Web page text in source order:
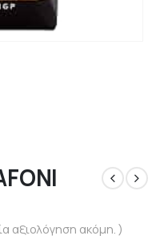
αξιολόγηση ακόμη. )